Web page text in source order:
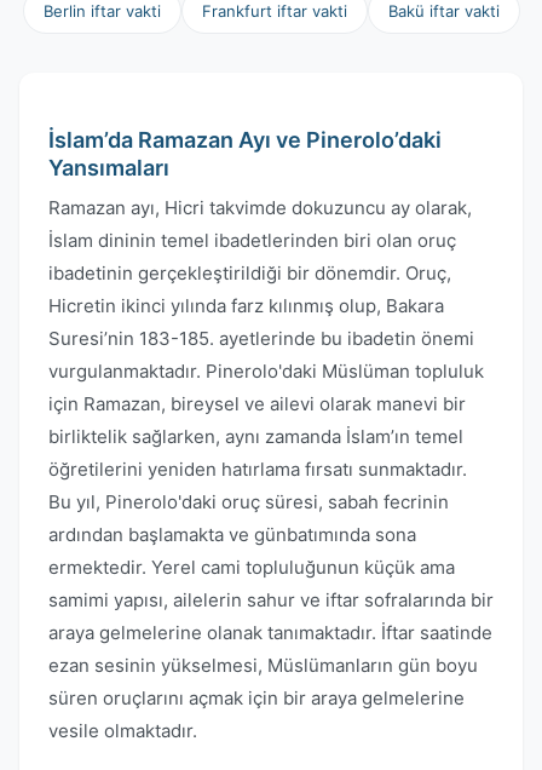
Berlin iftar vakti Frankfurt iftar vakti Bakü iftar vakti
İslam’da Ramazan Ayı ve Pinerolo’daki
Yansımaları
Ramazan ayı, Hicri takvimde dokuzuncu ay olarak,
İslam dininin temel ibadetlerinden biri olan oruç
ibadetinin gerçekleştirildiği bir dönemdir. Oruç,
Hicretin ikinci yılında farz kılınmış olup, Bakara
Suresi’nin 183-185. ayetlerinde bu ibadetin önemi
vurgulanmaktadır. Pinerolo'daki Müslüman topluluk
için Ramazan, bireysel ve ailevi olarak manevi bir
birliktelik sağlarken, aynı zamanda İslam’ın temel
öğretilerini yeniden hatırlama fırsatı sunmaktadır.
Bu yıl, Pinerolo'daki oruç süresi, sabah fecrinin
ardından başlamakta ve günbatımında sona
ermektedir. Yerel cami topluluğunun küçük ama
samimi yapısı, ailelerin sahur ve iftar sofralarında bir
araya gelmelerine olanak tanımaktadır. İftar saatinde
ezan sesinin yükselmesi, Müslümanların gün boyu
süren oruçlarını açmak için bir araya gelmelerine
vesile olmaktadır.